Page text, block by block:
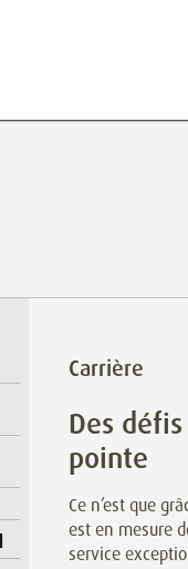
Carrière
Des
pointe
Ce n’est que
est en mesure
service